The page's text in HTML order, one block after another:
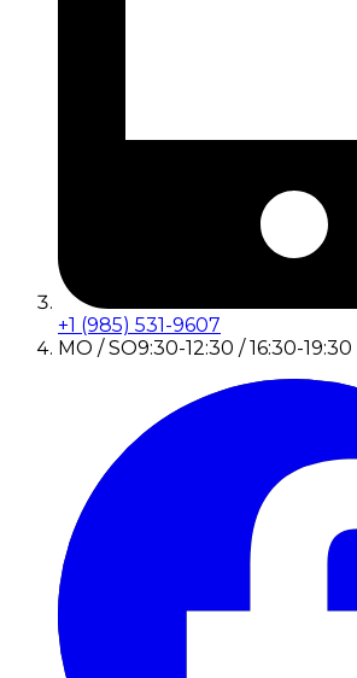
+1 (985) 531-9607
MO / SO9:30-12:30 / 16:30-19:30